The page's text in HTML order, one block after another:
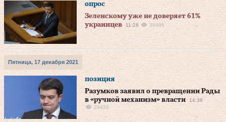
опрос
Зеленскому уже не доверяет 61%
украинцев
11:26 39996
Пятница, 17 декабря 2021
позиция
Разумков заявил о превращении Рады
в «ручной механизм» власти
14:38
29426